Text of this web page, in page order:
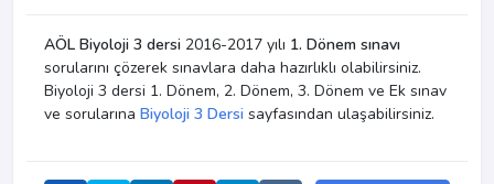
AÖL Biyoloji 3 dersi 2016-2017 yılı 1. Dönem sınavı
sorularını çözerek sınavlara daha hazırlıklı olabilirsiniz.
Biyoloji 3 dersi 1. Dönem, 2. Dönem, 3. Dönem ve Ek sınav
ve sorularına Biyoloji 3 Dersi sayfasından ulaşabilirsiniz.